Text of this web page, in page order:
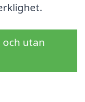
och utan